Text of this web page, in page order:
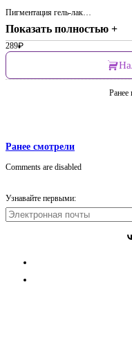
Пигментация гель-лак…
Показать полностью +
289₽
Ранее
Ранее смотрели
Comments are disabled
Узнавайте первыми: